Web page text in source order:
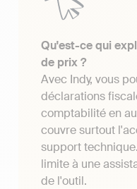
Qu'est-ce qui
de prix ?
Avec Indy, vous
déclarations
comptabilité en
couvre surtout
support
limite à une
de l'outil.